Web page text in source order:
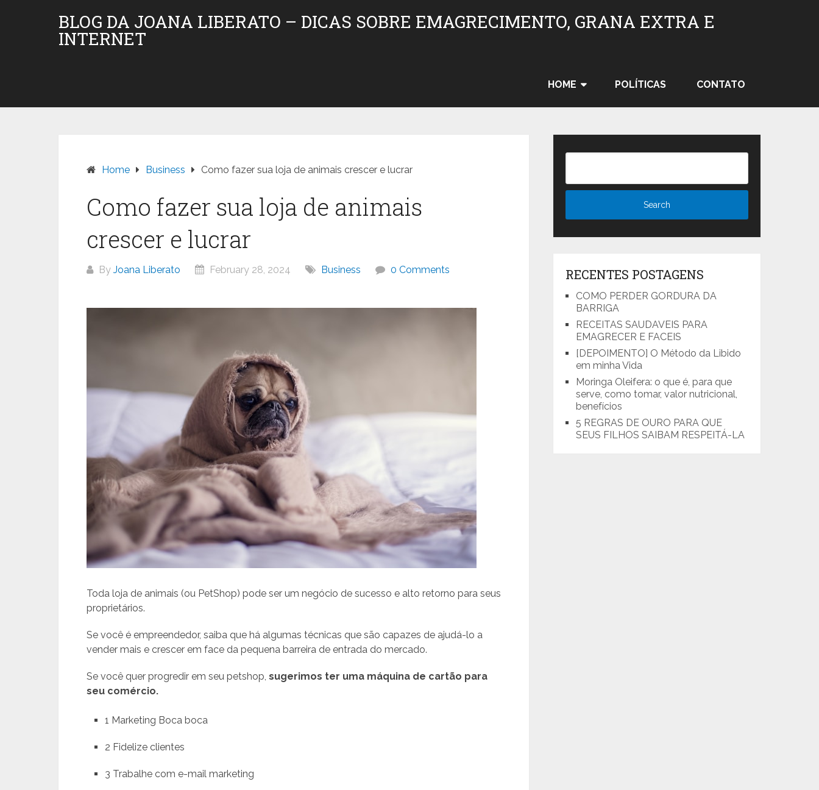
BLOG DA JOANA LIBERATO – DICAS SOBRE EMAGRECIMENTO, GRANA EXTRA E
INTERNET
HOME POLÍTICAS CONTATO
Home Business Como fazer sua loja de animais crescer e lucrar
Como fazer sua loja de animais
crescer e lucrar
By Joana Liberato February 28, 2024 Business 0 Comments
Toda loja de animais (ou PetShop) pode ser um negócio de sucesso e alto retorno para seus
proprietários.
Se você é empreendedor, saiba que há algumas técnicas que são capazes de ajudá-lo a
vender mais e crescer em face da pequena barreira de entrada do mercado.
Se você quer progredir em seu petshop, sugerimos ter uma máquina de cartão para
seu comércio.
1 Marketing Boca boca
2 Fidelize clientes
3 Trabalhe com e-mail marketing
RECENTES POSTAGENS
COMO PERDER GORDURA DA
BARRIGA
RECEITAS SAUDAVEIS PARA
EMAGRECER E FACEIS
[DEPOIMENTO] O Método da Libido
em minha Vida
Moringa Oleifera: o que é, para que
serve, como tomar, valor nutricional,
benefícios
5 REGRAS DE OURO PARA QUE
SEUS FILHOS SAIBAM RESPEITÁ-LA